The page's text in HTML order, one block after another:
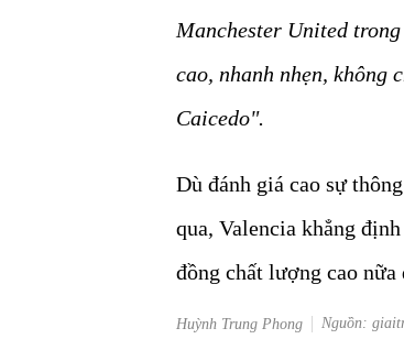
Manchester United
cao, nhanh nhẹn, không
Caicedo".
Dù đánh giá cao sự
qua, Valencia khẳng
đồng chất lượng cao
Huỳnh Trung Phong Nguồn: